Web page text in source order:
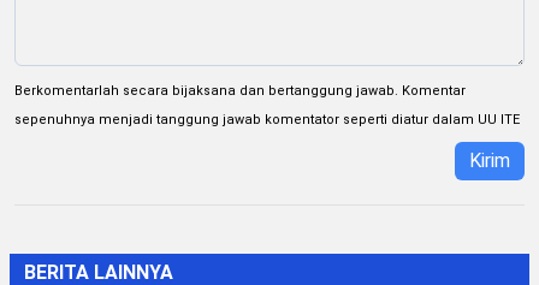
Berkomentarlah secara bijaksana dan bertanggung jawab. Komentar
sepenuhnya menjadi tanggung jawab komentator seperti diatur dalam UU ITE
Kirim
BERITA LAINNYA